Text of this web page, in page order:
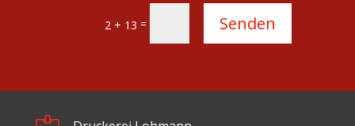
2 + 13 = Senden